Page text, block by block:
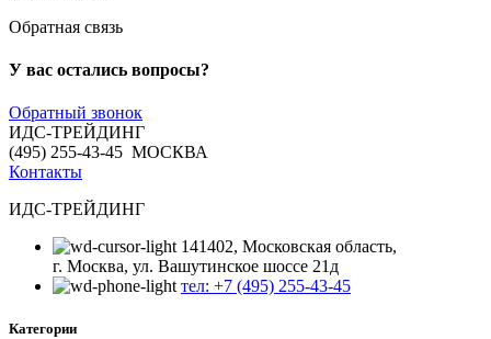
Обратная связь
У вас остались вопросы?
Обратный звонок
ИДС-ТРЕЙДИНГ
(495) 255-43-45 МОСКВА
Контакты
ИДС-ТРЕЙДИНГ
141402, Московская область,
г. Москва, ул. Вашутинское шоссе 21д
тел: +7 (495) 255-43-45
Категории